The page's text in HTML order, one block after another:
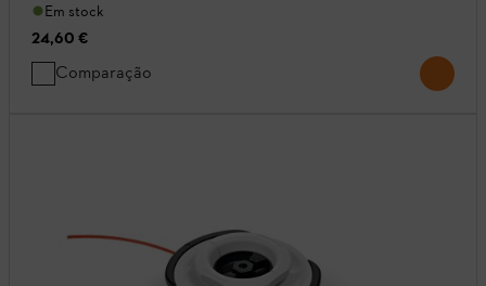
Em stock
24,60 €
Comparação